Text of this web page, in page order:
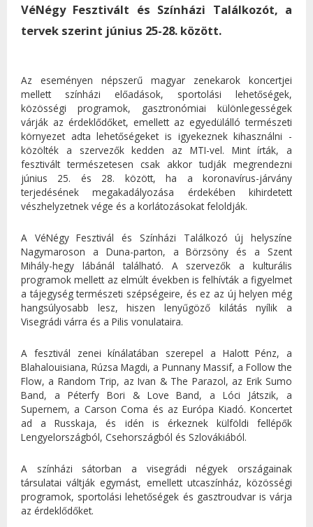
VéNégy Fesztivált és Színházi Találkozót, a
tervek szerint június 25-28. között.
Az eseményen népszerű magyar zenekarok koncertjei
mellett színházi előadások, sportolási lehetőségek,
közösségi programok, gasztronómiai különlegességek
várják az érdeklődőket, emellett az egyedülálló természeti
környezet adta lehetőségeket is igyekeznek kihasználni -
közölték a szervezők kedden az MTI-vel. Mint írták, a
fesztivált természetesen csak akkor tudják megrendezni
június 25. és 28. között, ha a koronavírus-járvány
terjedésének megakadályozása érdekében kihirdetett
vészhelyzetnek vége és a korlátozásokat feloldják.
A VéNégy Fesztivál és Színházi Találkozó új helyszíne
Nagymaroson a Duna-parton, a Börzsöny és a Szent
Mihály-hegy lábánál található. A szervezők a kulturális
programok mellett az elmúlt években is felhívták a figyelmet
a tájegység természeti szépségeire, és ez az új helyen még
hangsúlyosabb lesz, hiszen lenyűgöző kilátás nyílik a
Visegrádi várra és a Pilis vonulataira.
A fesztivál zenei kínálatában szerepel a Halott Pénz, a
Blahalouisiana, Rúzsa Magdi, a Punnany Massif, a Follow the
Flow, a Random Trip, az Ivan & The Parazol, az Erik Sumo
Band, a Péterfy Bori & Love Band, a Lóci Játszik, a
Supernem, a Carson Coma és az Európa Kiadó. Koncertet
ad a Russkaja, és idén is érkeznek külföldi fellépők
Lengyelországból, Csehországból és Szlovákiából.
A színházi sátorban a visegrádi négyek országainak
társulatai váltják egymást, emellett utcaszínház, közösségi
programok, sportolási lehetőségek és gasztroudvar is várja
az érdeklődőket.